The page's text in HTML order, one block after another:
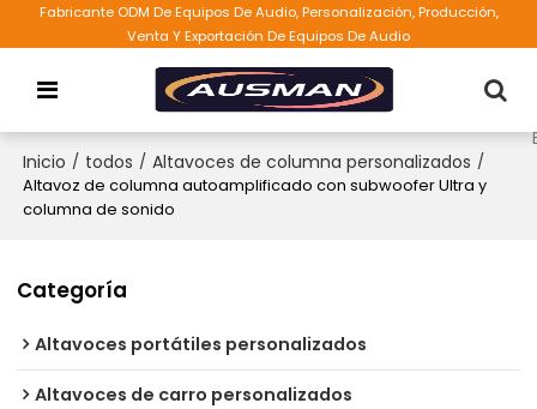
Fabricante ODM De Equipos De Audio, Personalización, Producción,
Venta Y Exportación De Equipos De Audio
Inicio / todos / Altavoces de columna personalizados /
Altavoz de columna autoamplificado con subwoofer Ultra y
columna de sonido
Categoría
Altavoces portátiles personalizados
Altavoces de carro personalizados